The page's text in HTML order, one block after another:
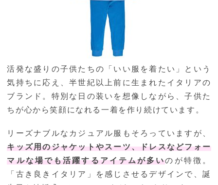
活発な盛りの子供たちの「いい服を着たい」という
気持ちに応え、半世紀以上前に生まれたイタリアの
ブランド。特別な日の装いを想像しながら、子供た
ちが心から笑顔になれる一着を作り続けています。
リーズナブルなカジュアル服もそろっていますが、
キッズ用のジャケットやスーツ、ドレスなどフォー
マルな場でも活躍するアイテムが多いのが特徴。
「古き良きイタリア」を感じさせるデザインで、誕